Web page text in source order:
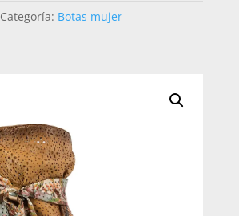
Categoría: Botas mujer